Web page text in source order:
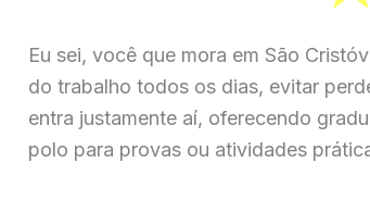
Eu sei, você que mora em São
do trabalho todos os dias, evitar
entra justamente aí, oferecendo
polo para provas ou atividades